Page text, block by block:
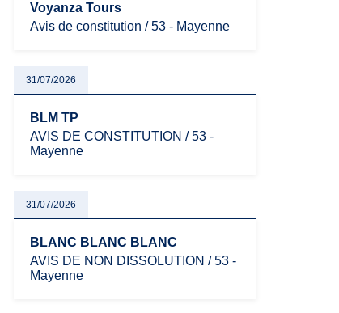
Voyanza Tours
Avis de constitution / 53 - Mayenne
31/07/2026
BLM TP
AVIS DE CONSTITUTION / 53 -
Mayenne
31/07/2026
BLANC BLANC BLANC
AVIS DE NON DISSOLUTION / 53 -
Mayenne